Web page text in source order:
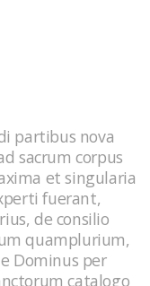
partibus nova
sacrum corpus
et singularia
fuerant,
de consilio
quamplurium,
Dominus per
catalogo